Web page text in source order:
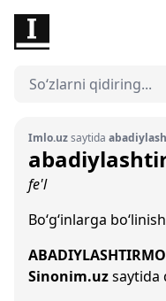
Imlo.uzsaytida
fe'l
Bo‘g‘inlarga
Sinonim.uzsaytida